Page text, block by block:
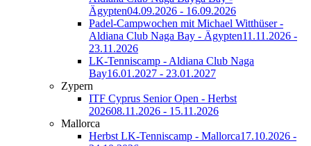
Ägypten04.09.2026 - 16.09.2026
Padel-Campwochen mit Michael Witthüser -
Aldiana Club Naga Bay - Ägypten11.11.2026 -
23.11.2026
LK-Tenniscamp - Aldiana Club Naga
Bay16.01.2027 - 23.01.2027
Zypern
ITF Cyprus Senior Open - Herbst
202608.11.2026 - 15.11.2026
Mallorca
Herbst LK-Tenniscamp - Mallorca17.10.2026 -